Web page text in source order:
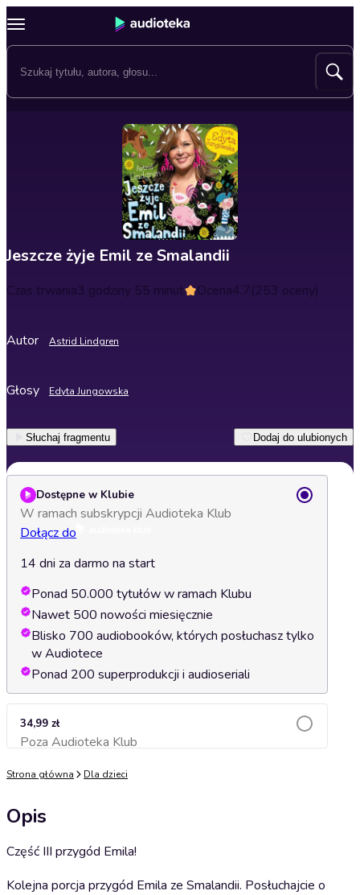
Jeszcze żyje Emil ze Smalandii
Czas trwania3 godziny 55 minut Ocena4.7(253 oceny)
Autor Astrid Lindgren
Głosy Edyta Jungowska
Słuchaj fragmentu Dodaj do ulubionych
Dostępne w Klubie
W ramach subskrypcji Audioteka Klub
Dołącz do
14 dni za darmo na start
Ponad 50.000 tytułów w ramach Klubu
Nawet 500 nowości miesięcznie
Blisko 700 audiobooków, których posłuchasz tylko
w Audiotece
Ponad 200 superprodukcji i audioseriali
34,99 zł
Poza Audioteka KlubDodaj do koszyka
Strona główna Dla dzieci
Opis
Część III przygód Emila!
Kolejna porcja przygód Emila ze Smalandii. Posłuchajcie o